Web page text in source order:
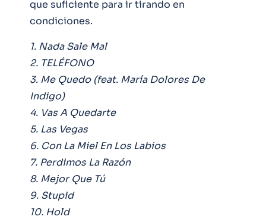
que suficiente para ir tirando en
condiciones.
1. Nada Sale Mal
2. TELÉFONO
3. Me Quedo (feat. María Dolores De
Indigo)
4. Vas A Quedarte
5. Las Vegas
6. Con La Miel En Los Labios
7. Perdimos La Razón
8. Mejor Que Tú
9. Stupid
10. Hold